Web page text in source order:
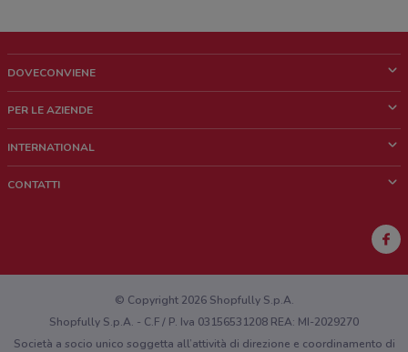
DOVECONVIENE
Chi siamo
Lavora con noi
PER LE AZIENDE
Richieste commerciali e marketing
INTERNATIONAL
CONTATTI
Hai un malfunzionamento sul web o sull'app?
© Copyright 2026 Shopfully S.p.A.
Shopfully S.p.A. - C.F / P. Iva 03156531208 REA: MI-2029270
Società a socio unico soggetta all’attività di direzione e coordinamento di